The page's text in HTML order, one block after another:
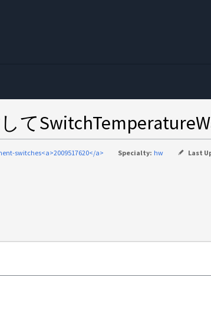
て
switches<a>2009517620</a> Specialty: hw Last